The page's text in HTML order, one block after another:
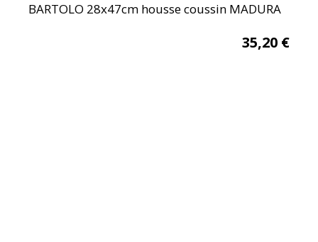
BARTOLO 28x47cm housse coussin MADURA
35,20 €